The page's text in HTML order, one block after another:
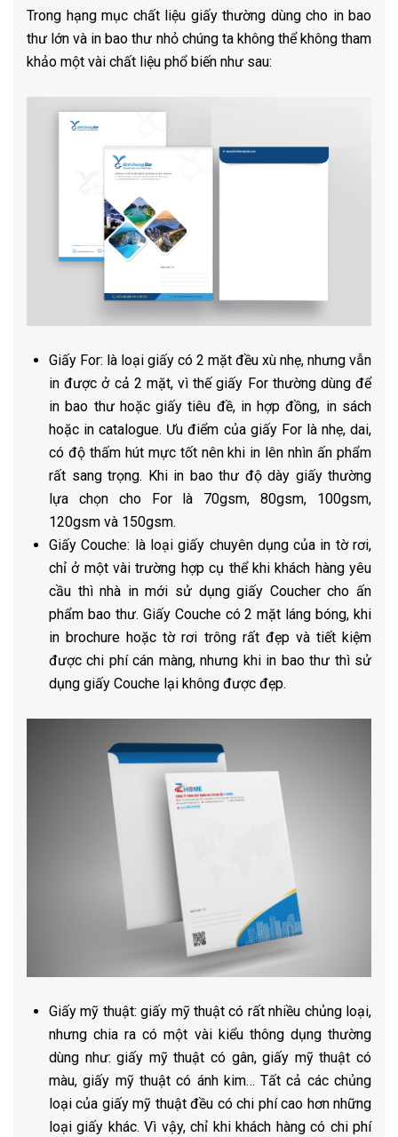
Trong hạng mục chất liệu giấy thường dùng cho in bao
thư lớn và in bao thư nhỏ chúng ta không thể không tham
khảo một vài chất liệu phổ biến như sau:
Giấy For: là loại giấy có 2 mặt đều xù nhẹ, nhưng vẫn
in được ở cả 2 mặt, vì thế giấy For thường dùng để
in bao thư hoặc giấy tiêu đề, in hợp đồng, in sách
hoặc in catalogue. Ưu điểm của giấy For là nhẹ, dai,
có độ thấm hút mực tốt nên khi in lên nhìn ấn phẩm
rất sang trọng. Khi in bao thư độ dày giấy thường
lựa chọn cho For là 70gsm, 80gsm, 100gsm,
120gsm và 150gsm.
Giấy Couche: là loại giấy chuyên dụng của in tờ rơi,
chỉ ở một vài trường hợp cụ thể khi khách hàng yêu
cầu thì nhà in mới sử dụng giấy Coucher cho ấn
phẩm bao thư. Giấy Couche có 2 mặt láng bóng, khi
in brochure hoặc tờ rơi trông rất đẹp và tiết kiệm
được chi phí cán màng, nhưng khi in bao thư thì sử
dụng giấy Couche lại không được đẹp.
Giấy mỹ thuật: giấy mỹ thuật có rất nhiều chủng loại,
nhưng chia ra có một vài kiểu thông dụng thường
dùng như: giấy mỹ thuật có gân, giấy mỹ thuật có
màu, giấy mỹ thuật có ánh kim… Tất cả các chủng
loại của giấy mỹ thuật đều có chi phí cao hơn những
loại giấy khác. Vì vậy, chỉ khi khách hàng có chi phí